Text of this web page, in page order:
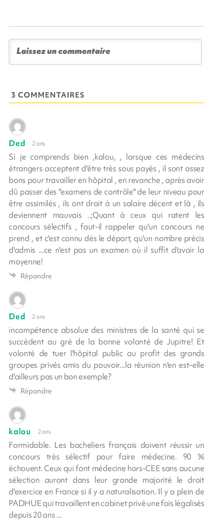
3 COMMENTAIRES
Ded 2 ans
Si je comprends bien ,kalou, , lorsque ces médecins
étrangers acceptent d'être très sous payés , il sont assez
bons pour travailler en hôpital , en revanche , après avoir
dû passer des "examens de contrôle" de leur niveau pour
être assimilés , ils ont droit à un salaire décent et là , ils
deviennent mauvais ..;Quant à ceux qui ratent les
concours sélectifs , faut-il rappeler qu'un concours ne
prend , et c'est connu dès le départ, qu'un nombre précis
d'admis ...ce n'est pas un examen où il suffit d'avoir la
moyenne!
Répondre
Ded 2 ans
incompétence absolue des ministres de la santé qui se
succèdent au gré de la bonne volonté de Jupitre! Et
volonté de tuer l'hôpital public au profit des grands
groupes privés amis du pouvoir...la réunion n'en est-elle
d'ailleurs pas un bon exemple?
Répondre
kalou 2 ans
Formidable. Les bacheliers français doivent réussir un
concours très sélectif pour faire médecine. 90 %
échouent. Ceux qui font médecine hors-CEE sans aucune
sélection auront dans leur grande majorité le droit
d'exercice en France si il y a naturalisation. Il y a plein de
PADHUE qui travaillent en cabinet privé une fois légalisés
depuis 20 ans ...